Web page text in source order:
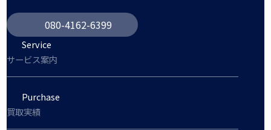
080-4162-6399
Service
サービス案内
Purchase
買取実績